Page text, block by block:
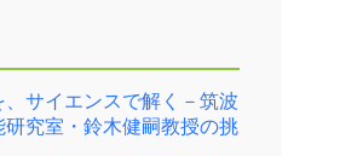
、サイエンスで解く－筑波
研究室・鈴木健嗣教授の挑